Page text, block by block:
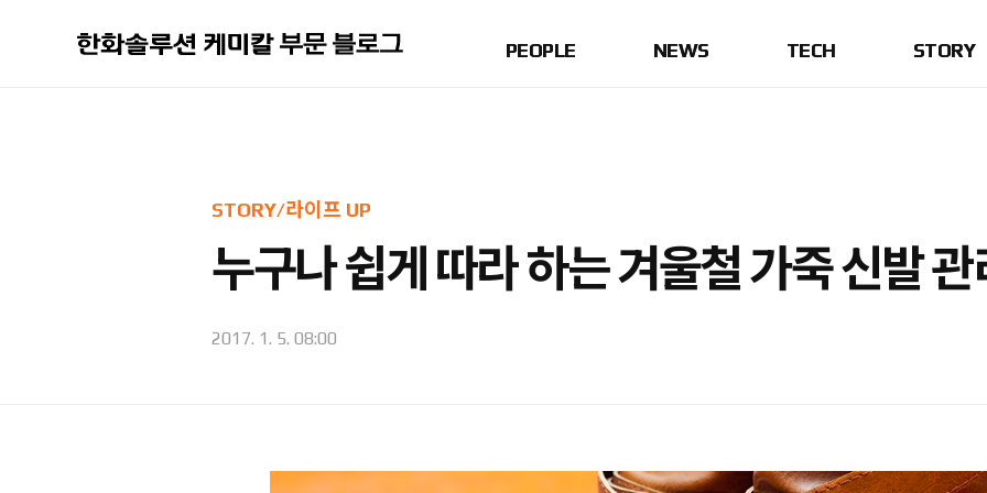
PEOPLE NEWS TECH STORY
STORY/라이프 UP
누구나 쉽게 따라 하는 겨울철 가죽 신발 관
2017. 1. 5. 08:00